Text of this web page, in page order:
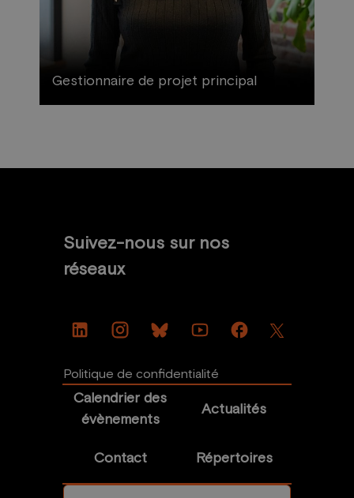
Gestionnaire de projet principal
Suivez-nous sur nos
réseaux
Politique de confidentialité
Calendrier des
évènements
Actualités
Contact Répertoires